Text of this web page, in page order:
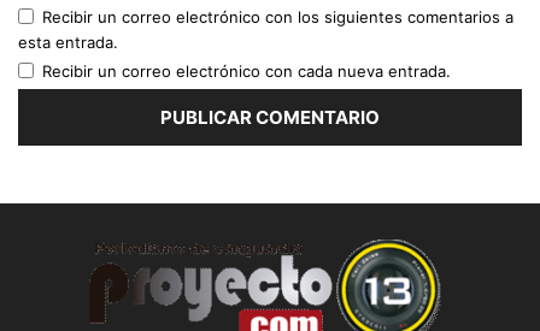
Recibir un correo electrónico con los siguientes comentarios a
esta entrada.
Recibir un correo electrónico con cada nueva entrada.